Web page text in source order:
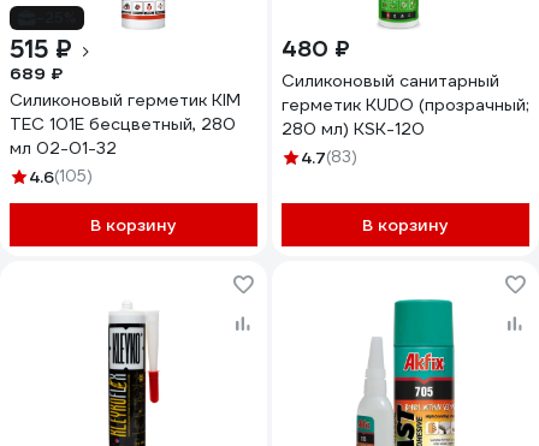
515 ₽
689 ₽
Силиконовый герметик KIM
TEC 101Е бесцветный, 280
мл 02-01-32
4.6(105)
В корзину
480 ₽
Силиконовый санитарный
герметик KUDO (прозрачный;
280 мл) KSK-120
4.7(83)
В корзину